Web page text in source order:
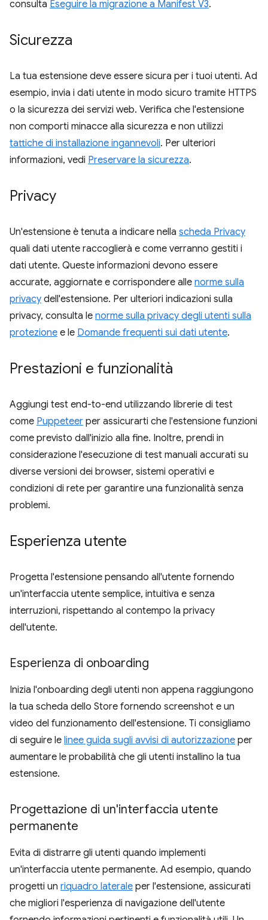
consulta Eseguire la migrazione a Manifest V3.
Sicurezza
La tua estensione deve essere sicura per i tuoi utenti. Ad
esempio, invia i dati utente in modo sicuro tramite HTTPS
o la sicurezza dei servizi web. Verifica che l'estensione
non comporti minacce alla sicurezza e non utilizzi
tattiche di installazione ingannevoli. Per ulteriori
informazioni, vedi Preservare la sicurezza.
Privacy
Un'estensione è tenuta a indicare nella scheda Privacy
quali dati utente raccoglierà e come verranno gestiti i
dati utente. Queste informazioni devono essere
accurate, aggiornate e corrispondere alle norme sulla
privacy dell'estensione. Per ulteriori indicazioni sulla
privacy, consulta le norme sulla privacy degli utenti sulla
protezione e le Domande frequenti sui dati utente.
Prestazioni e funzionalità
Aggiungi test end-to-end utilizzando librerie di test
come Puppeteer per assicurarti che l'estensione funzioni
come previsto dall'inizio alla fine. Inoltre, prendi in
considerazione l'esecuzione di test manuali accurati su
diverse versioni dei browser, sistemi operativi e
condizioni di rete per garantire una funzionalità senza
problemi.
Esperienza utente
Progetta l'estensione pensando all'utente fornendo
un'interfaccia utente semplice, intuitiva e senza
interruzioni, rispettando al contempo la privacy
dell'utente.
Esperienza di onboarding
Inizia l'onboarding degli utenti non appena raggiungono
la tua scheda dello Store fornendo screenshot e un
video del funzionamento dell'estensione. Ti consigliamo
di seguire le linee guida sugli avvisi di autorizzazione per
aumentare le probabilità che gli utenti installino la tua
estensione.
Progettazione di un'interfaccia utente
permanente
Evita di distrarre gli utenti quando implementi
un'interfaccia utente permanente. Ad esempio, quando
progetti un riquadro laterale per l'estensione, assicurati
che migliori l'esperienza di navigazione dell'utente